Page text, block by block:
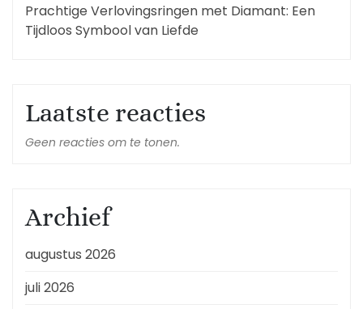
Prachtige Verlovingsringen met Diamant: Een
Tijdloos Symbool van Liefde
Laatste reacties
Geen reacties om te tonen.
Archief
augustus 2026
juli 2026